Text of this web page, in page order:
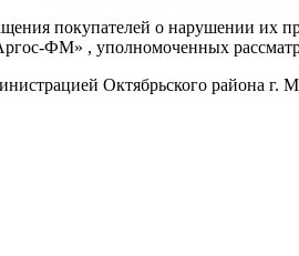
покупателей о нарушении их
ФМ» , уполномоченных
Октябрьского района г.